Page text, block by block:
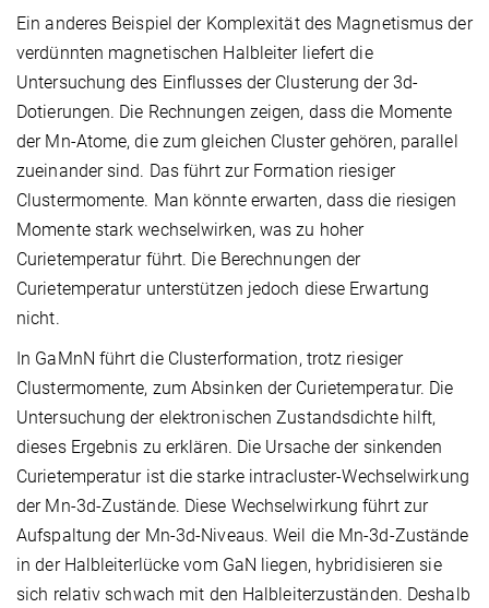
Ein anderes Beispiel der Komplexität des Magnetismus der
verdünnten magnetischen Halbleiter liefert die
Untersuchung des Einflusses der Clusterung der 3d-
Dotierungen. Die Rechnungen zeigen, dass die Momente
der Mn-Atome, die zum gleichen Cluster gehören, parallel
zueinander sind. Das führt zur Formation riesiger
Clustermomente. Man könnte erwarten, dass die riesigen
Momente stark wechselwirken, was zu hoher
Curietemperatur führt. Die Berechnungen der
Curietemperatur unterstützen jedoch diese Erwartung
nicht.
In GaMnN führt die Clusterformation, trotz riesiger
Clustermomente, zum Absinken der Curietemperatur. Die
Untersuchung der elektronischen Zustandsdichte hilft,
dieses Ergebnis zu erklären. Die Ursache der sinkenden
Curietemperatur ist die starke intracluster-Wechselwirkung
der Mn-3d-Zustände. Diese Wechselwirkung führt zur
Aufspaltung der Mn-3d-Niveaus. Weil die Mn-3d-Zustände
in der Halbleiterlücke vom GaN liegen, hybridisieren sie
sich relativ schwach mit den Halbleiterzuständen. Deshalb